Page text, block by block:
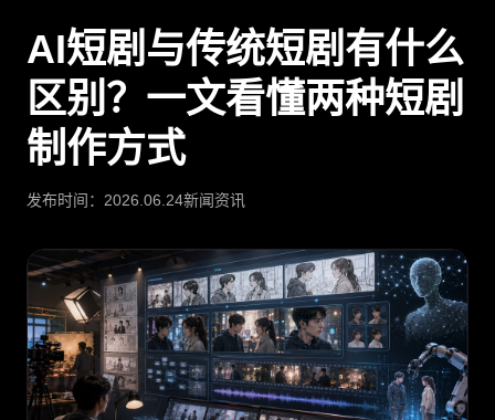
AI短剧与传统短剧有什么
区别？一文看懂两种短剧
制作方式
发布时间： 2026.06.24新闻资讯